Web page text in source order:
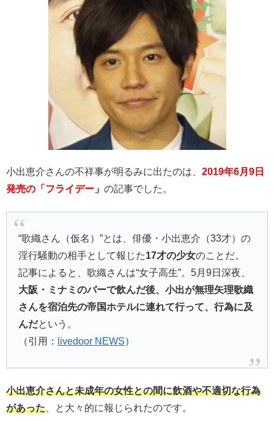
小出恵介さんの不祥事が明るみに出たのは、 2019年6月9日
発売の「フライデー」 の記事でした。
“歌織さん（仮名）”とは、俳優・小出恵介（33才）の
淫行騒動の相手として報じた17才の少女のことだ。
記事によると、歌織さんは“女子高生”。5月9日深夜、
大阪・ミナミのバーで飲んだ後、小出が無理矢理歌織
さんを宿泊先の帝国ホテルに連れて行って、行為に及
んだという。
（引用：
livedoor NEWS）
小出恵介さんと未成年の女性との間に飲酒や不適切な行為
があった 、と大々的に報じられたのです。